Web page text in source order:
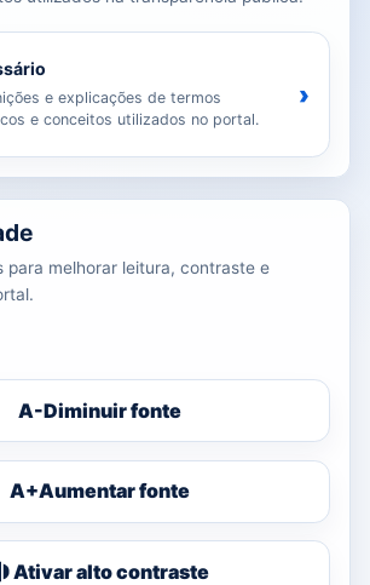
e explicações de termos
e conceitos utilizados no portal.
›
para melhorar leitura, contraste e
A-Diminuir fonte
A+Aumentar fonte
Ativar alto contraste